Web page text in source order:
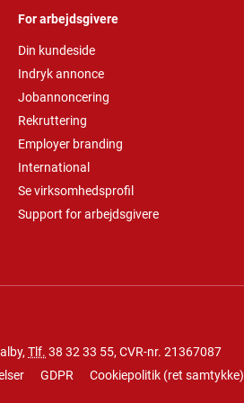
For arbejdsgivere
Din kundeside
Indryk annonce
Jobannoncering
Rekruttering
Employer branding
International
Se virksomhedsprofil
Support for arbejdsgivere
Tlf. 38 32 33 55, CVR-nr. 21367087
GDPR Cookiepolitik (ret samtykke)